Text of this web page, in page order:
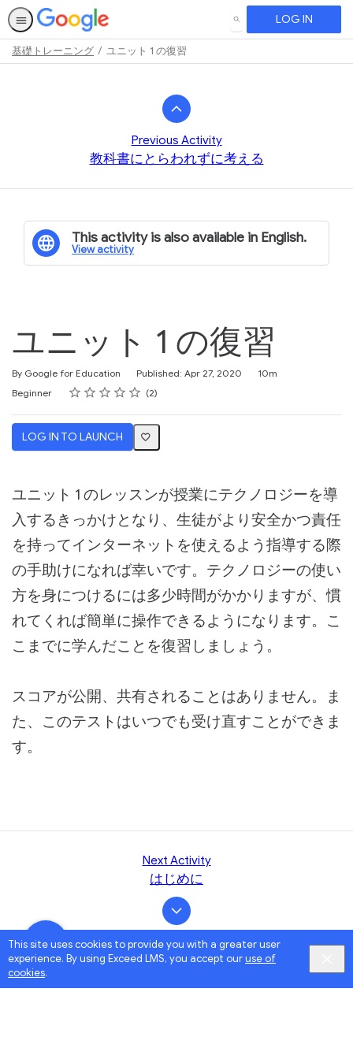
This site uses cookies to provide you with a greater user
experience. By using Exceed LMS, you accept ouruse of
cookies.
SEARCH LOG IN
基礎トレーニング ユニット 1 の復習
Previous Activity
教科書にとらわれずに考える
This activity is also available in English.
View activity
ユニット 1 の復習
By Google for Education Published: Apr 27, 2020
Duration
10m
Difficulty
Beginner Rating
1 star
2 stars
3 stars
4 stars
5 stars
Average rating: 4.5 2
2 reviews
LOG IN TO LAUNCH
ユニット 1 のレッスンが授業にテクノロジーを導
入するきっかけとなり、生徒がより安全かつ責任
を持ってインターネットを使えるよう指導する際
の手助けになれば幸いです。テクノロジーの使い
方を身につけるには多少時間がかかりますが、慣
れてくれば簡単に操作できるようになります。こ
こまでに学んだことを復習しましょう。
スコアが公開、共有されることはありません。ま
た、このテストはいつでも受け直すことができま
す。
Next Activity
はじめに